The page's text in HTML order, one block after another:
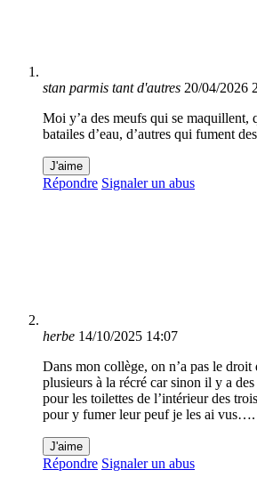
stan parmis tant d'autres 20/04/2026
Moi y’a des meufs qui se maquillent,
batailes d’eau, d’autres qui fument
J'aime
Répondre Signaler un abus
herbe 14/10/2025 14:07
Dans mon collège, on n’a pas le droit
plusieurs à la récré car sinon il y a
pour les toilettes de l’intérieur des
pour y fumer leur peuf je les ai vus….
J'aime
Répondre Signaler un abus